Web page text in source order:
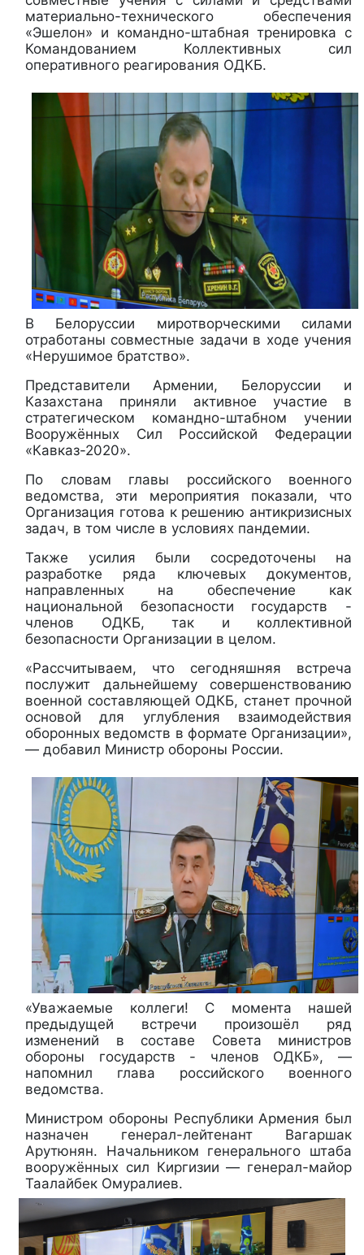
материально-технического обеспечения
«Эшелон» и командно-штабная тренировка с
Командованием Коллективных сил
оперативного реагирования ОДКБ.
В Белоруссии миротворческими силами
отработаны совместные задачи в ходе учения
«Нерушимое братство».
Представители Армении, Белоруссии и
Казахстана приняли активное участие в
стратегическом командно-штабном учении
Вооружённых Сил Российской Федерации
«Кавказ-2020».
По словам главы российского военного
ведомства, эти мероприятия показали, что
Организация готова к решению антикризисных
задач, в том числе в условиях пандемии.
Также усилия были сосредоточены на
разработке ряда ключевых документов,
направленных на обеспечение как
национальной безопасности государств -
членов ОДКБ, так и коллективной
безопасности Организации в целом.
«Рассчитываем, что сегодняшняя встреча
послужит дальнейшему совершенствованию
военной составляющей ОДКБ, станет прочной
основой для углубления взаимодействия
оборонных ведомств в формате Организации»,
— добавил Министр обороны России.
«Уважаемые коллеги! С момента нашей
предыдущей встречи произошёл ряд
изменений в составе Совета министров
обороны государств - членов ОДКБ», —
напомнил глава российского военного
ведомства.
Министром обороны Республики Армения был
назначен генерал-лейтенант Вагаршак
Арутюнян. Начальником генерального штаба
вооружённых сил Киргизии — генерал-майор
Таалайбек Омуралиев.